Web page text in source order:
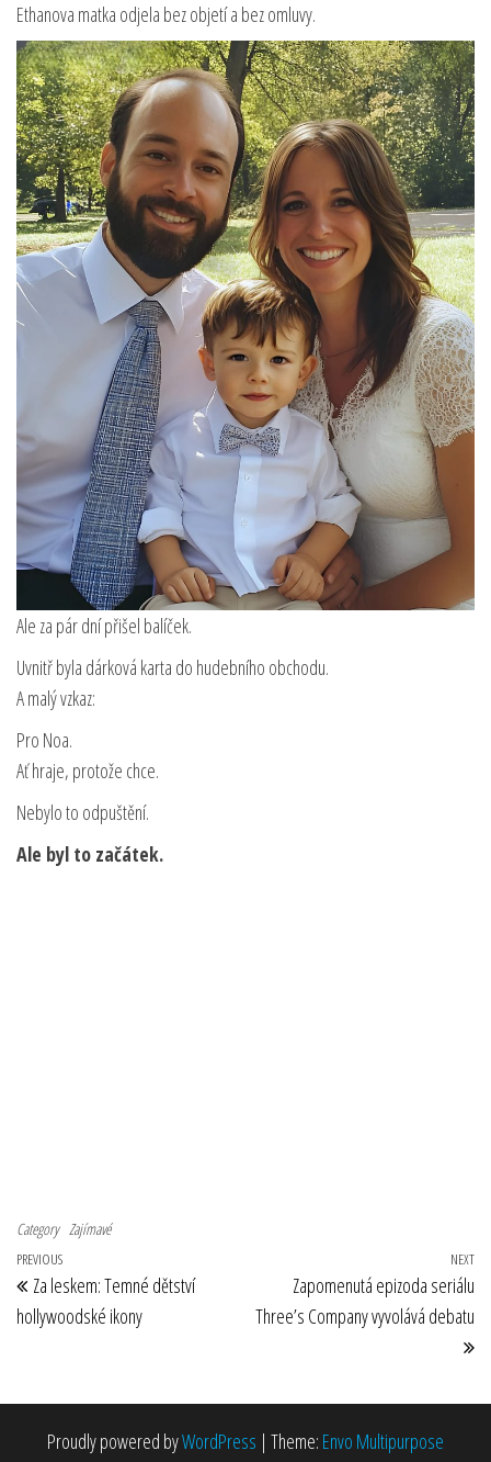
Ethanova matka odjela bez objetí a bez omluvy.
Ale za pár dní přišel balíček.
Uvnitř byla dárková karta do hudebního obchodu.
A malý vzkaz:
Pro Noa.
Ať hraje, protože chce.
Nebylo to odpuštění.
Ale byl to začátek.
Category Zajímavé
Navigace pro příspěvek
Previous Post
PREVIOUS
Za leskem: Temné dětství
hollywoodské ikony
NEXT
Zapomenutá epizoda seriálu
Three’s Company vyvolává debatu
Proudly powered byWordPress | Theme: Envo Multipurpose